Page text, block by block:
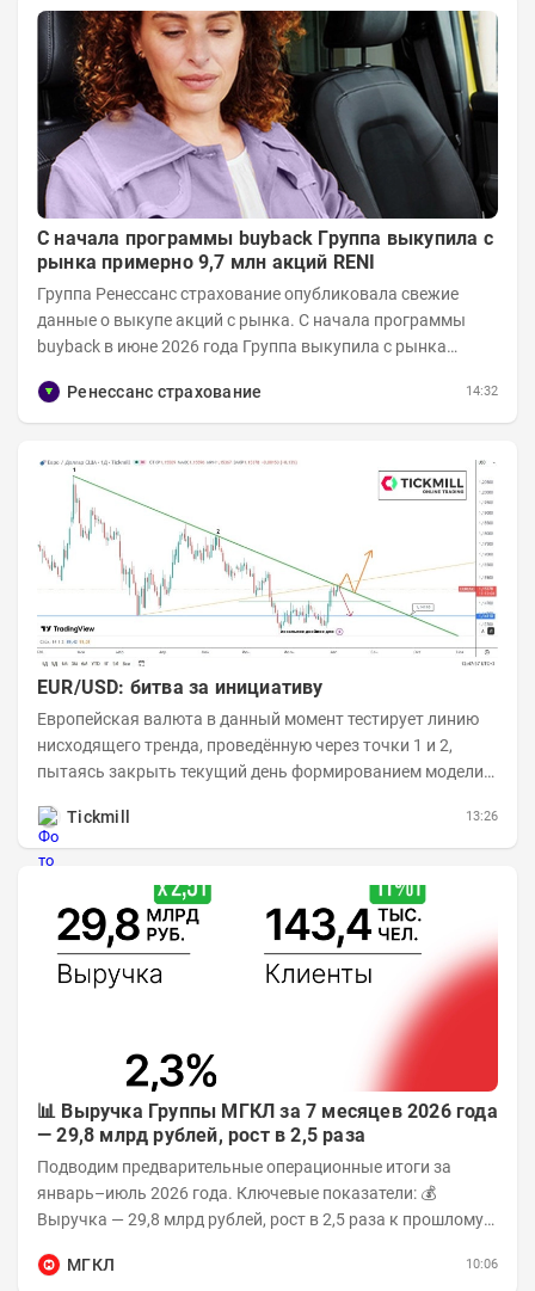
С начала программы buyback Группа выкупила с
рынка примерно 9,7 млн акций RENI
Группа Ренессанс страхование опубликовала свежие
данные о выкупе акций с рынка. C начала программы
buyback в июне 2026 года Группа выкупила с рынка
Ренессанс страхование
14:32
EUR/USD: битва за инициативу
Европейская валюта в данный момент тестирует линию
нисходящего тренда, проведённую через точки 1 и 2,
пытаясь закрыть текущий день формированием модели
Tickmill
13:26
📊 Выручка Группы МГКЛ за 7 месяцев 2026 года
— 29,8 млрд рублей, рост в 2,5 раза
Подводим предварительные операционные итоги за
январь–июль 2026 года. Ключевые показатели: 💰
Выручка — 29,8 млрд рублей, рост в 2,5 раза к прошлому
МГКЛ
10:06